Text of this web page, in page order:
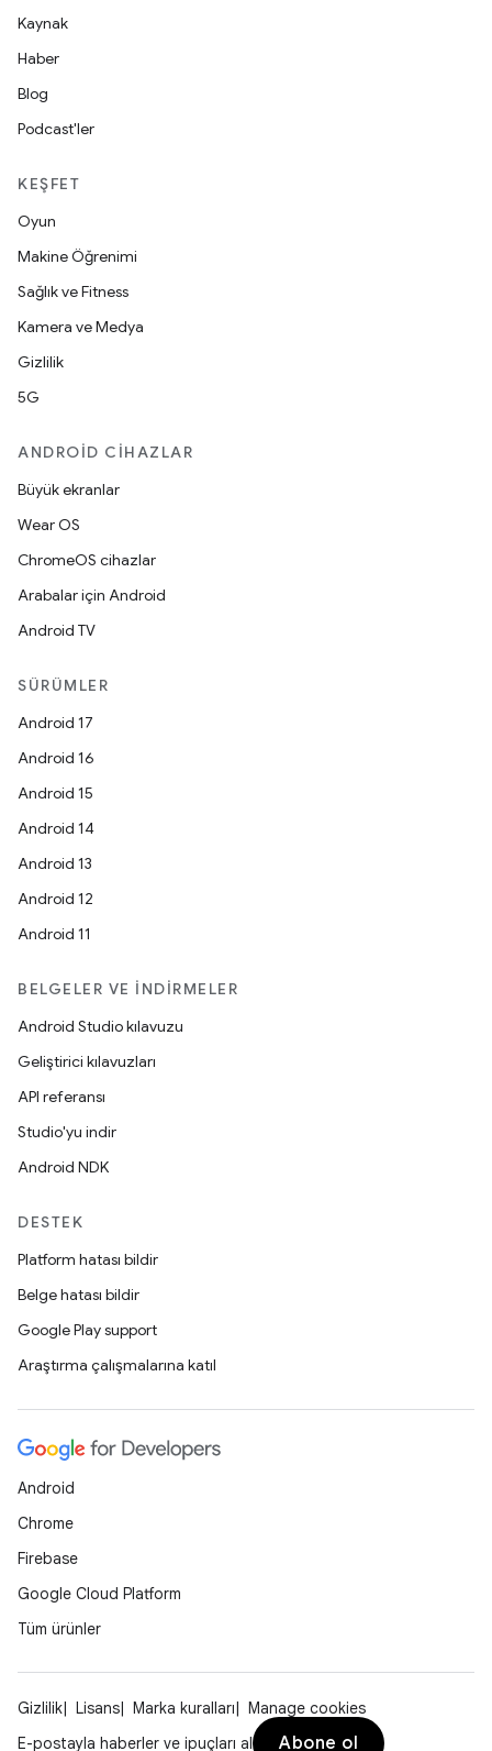
Kaynak
Haber
Blog
Podcast'ler
KEŞFET
Oyun
Makine Öğrenimi
Sağlık ve Fitness
Kamera ve Medya
Gizlilik
5G
ANDROID CIHAZLAR
Büyük ekranlar
Wear OS
ChromeOS cihazlar
Arabalar için Android
Android TV
SÜRÜMLER
Android 17
Android 16
Android 15
Android 14
Android 13
Android 12
Android 11
BELGELER VE İNDIRMELER
Android Studio kılavuzu
Geliştirici kılavuzları
API referansı
Studio'yu indir
Android NDK
DESTEK
Platform hatası bildir
Belge hatası bildir
Google Play support
Araştırma çalışmalarına katıl
Android
Chrome
Firebase
Google Cloud Platform
Tüm ürünler
Gizlilik Lisans Marka kuralları
Manage cookies
E-postayla haberler ve ipuçları al
Abone ol